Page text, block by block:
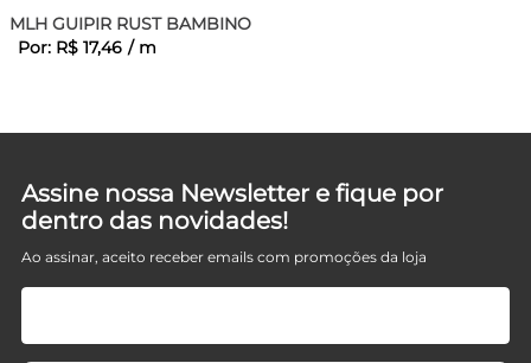
MLH GUIPIR RUST BAMBINO
Por: R$ 17,46 / m
Assine nossa Newsletter e fique por
dentro das novidades!
Ao assinar, aceito receber emails com promoções da loja